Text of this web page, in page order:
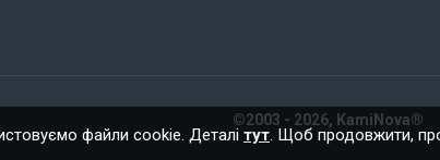
©2003 - 2026, KamiNova®
файли cookie. Деталі тут. Щоб продовжити,